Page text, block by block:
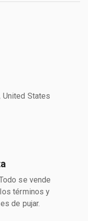
United States
se vende
términos y
de pujar.